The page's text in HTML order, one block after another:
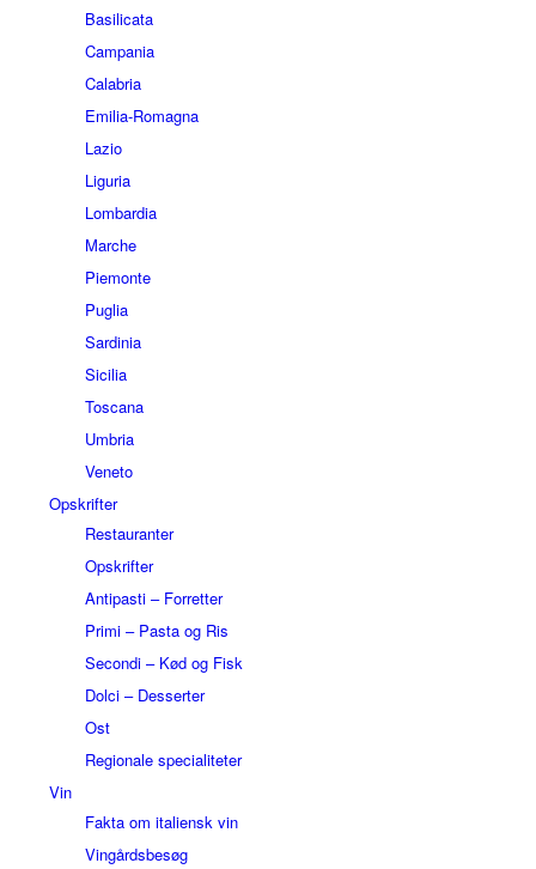
Basilicata
Campania
Calabria
Emilia-Romagna
Lazio
Liguria
Lombardia
Marche
Piemonte
Puglia
Sardinia
Sicilia
Toscana
Umbria
Veneto
Opskrifter
Restauranter
Opskrifter
Antipasti – Forretter
Primi – Pasta og Ris
Secondi – Kød og Fisk
Dolci – Desserter
Ost
Regionale specialiteter
Vin
Fakta om italiensk vin
Vingårdsbesøg